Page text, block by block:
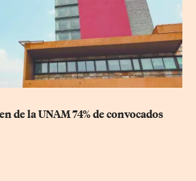
de la UNAM 74% de convocados